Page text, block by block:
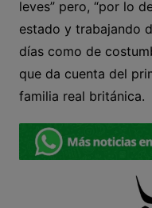
leves” pero, “por lo
estado y trabajando
días como de
que da cuenta del
familia real británica.